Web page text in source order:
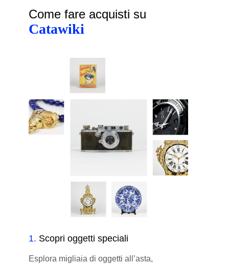
Come fare acquisti su
Catawiki
1. Scopri oggetti speciali
Esplora migliaia di oggetti all’asta,